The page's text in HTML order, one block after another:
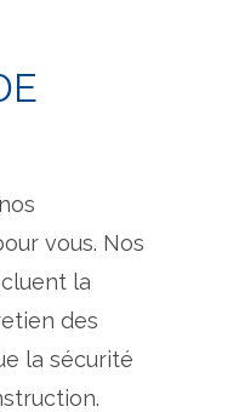
vous. Nos
la
des
la sécurité